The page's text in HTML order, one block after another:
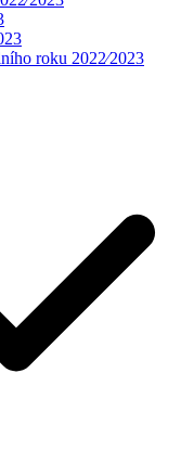
roku 2022⁄2023